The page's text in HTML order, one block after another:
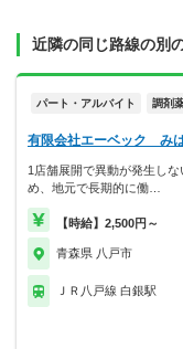
近隣の同じ路線の別
パート・アルバイト 調剤
有限会社エーベック み
1店舗展開で異動が発生しな
め、地元で長期的に働…
【時給】2,500円～
青森県 八戸市
ＪＲ八戸線 白銀駅